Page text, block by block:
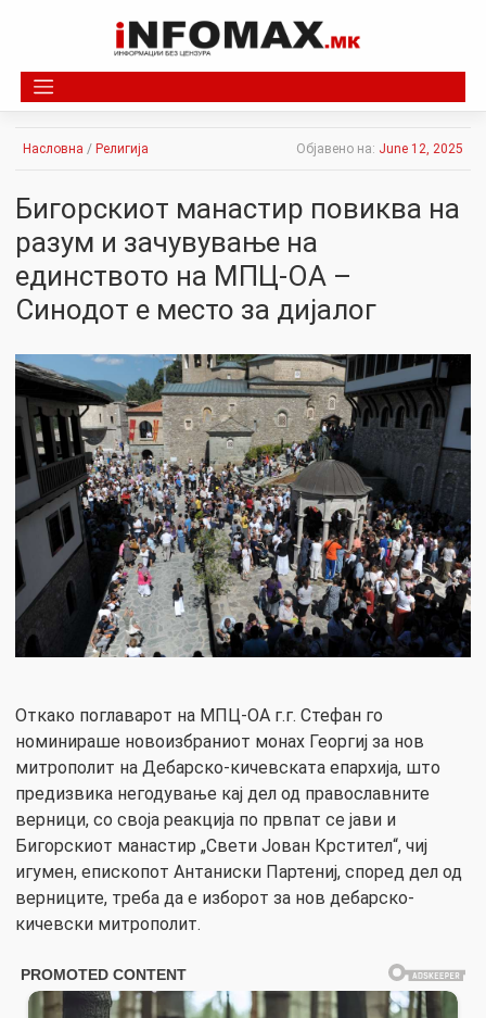
Насловна / Религија Објавено на: June 12, 2025
Бигорскиот манастир повиква на
разум и зачувување на
единството на МПЦ-ОА –
Синодот е место за дијалог
Откако поглаварот на МПЦ-ОА г.г. Стефан го
номинираше новоизбраниот монах Георгиј за нов
митрополит на Дебарско-кичевската епархија, што
предизвика негодување кај дел од православните
верници, со своја реакција по првпат се јави и
Бигорскиот манастир „Свети Јован Крстител“, чиј
игумен, епископот Антаниски Партениј, според дел од
верниците, треба да е изборот за нов дебарско-
кичевски митрополит.